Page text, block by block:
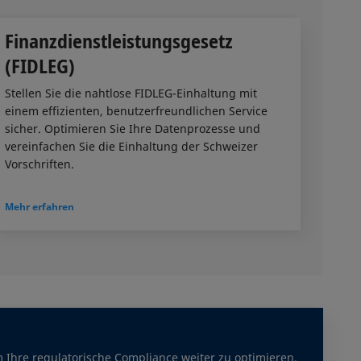
Finanzdienstleistungsgesetz
(FIDLEG)
Stellen Sie die nahtlose FIDLEG-Einhaltung mit
einem effizienten, benutzerfreundlichen Service
sicher. Optimieren Sie Ihre Datenprozesse und
vereinfachen Sie die Einhaltung der Schweizer
Vorschriften.
Mehr erfahren
Ihre regulatorische Compliance weiter zu optimieren.